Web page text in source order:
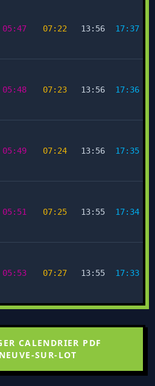
05:47 07:22 13:56 17:37
05:48 07:23 13:56 17:36
05:49 07:24 13:56 17:35
05:51 07:25 13:55 17:34
05:53 07:27 13:55 17:33
CALENDRIER PDF
SUR-LOT